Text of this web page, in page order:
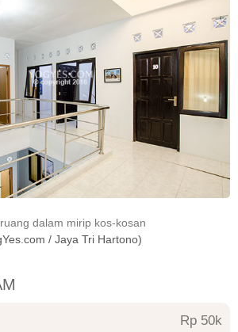
dalam mirip kos-kosan
/ Jaya Tri Hartono)
Rp 50